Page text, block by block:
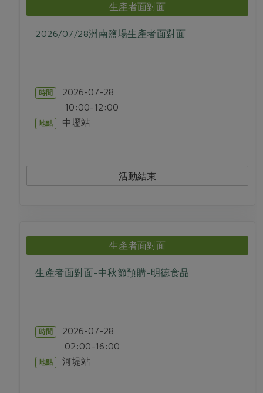
生產者面對面
2026/07/28洲南鹽場生產者面對面
時間 2026-07-28
10:00-12:00
地點 中壢站
活動結束
生產者面對面
生產者面對面-中秋節預購-明德食品
時間 2026-07-28
02:00-16:00
地點 河堤站